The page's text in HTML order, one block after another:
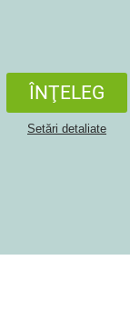
ÎNŢELEG
Setări detaliate